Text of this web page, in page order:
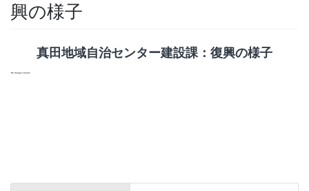
興の様子
真田地域自治センター建設課：復興の様子
No Images found.